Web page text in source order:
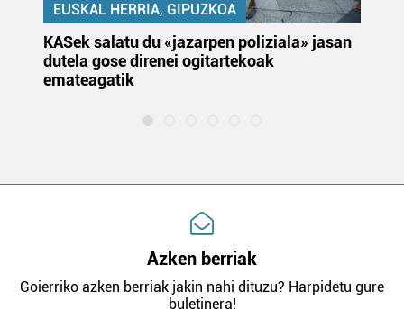
EUSKAL HERRIA, GIPUZKOA
KASek salatu du «jazarpen poliziala» jasan
dutela gose direnei ogitartekoak
emateagatik
Azken berriak
Goierriko azken berriak jakin nahi dituzu? Harpidetu gure
buletinera!